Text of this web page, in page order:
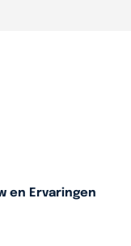
en Ervaringen